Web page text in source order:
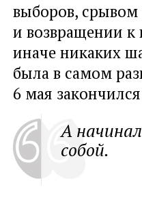
выборов,
и возвращении к
иначе никаких
была в самом
6 мая
А
собой.